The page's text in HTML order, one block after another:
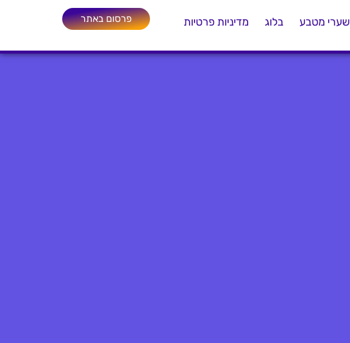
שערי מטבע בלוג מדיניות פרטיות פרסום באתר